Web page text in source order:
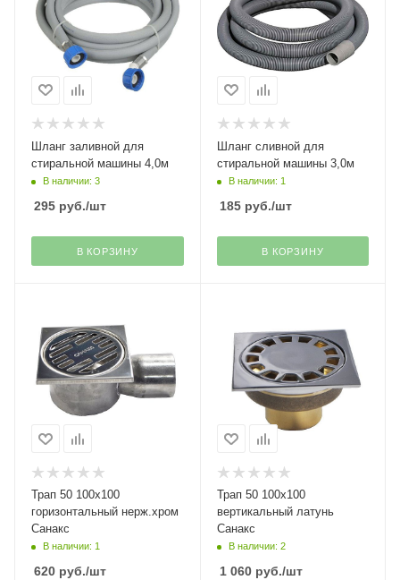
Шланг заливной для
стиральной машины 4,0м
В наличии: 3
295 руб./шт
В КОРЗИНУ
Шланг сливной для
стиральной машины 3,0м
В наличии: 1
185руб./шт
В КОРЗИНУ
Трап 50 100х100
горизонтальный нерж.хром
Санакс
В наличии: 1
620 руб./шт
Трап 50 100х100
вертикальный латунь
Санакс
В наличии: 2
1 060руб./шт